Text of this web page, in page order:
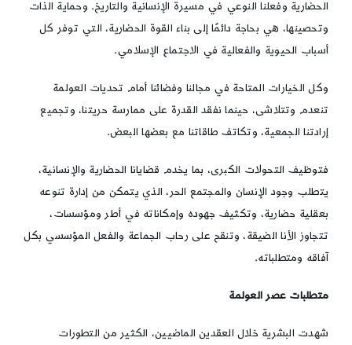
الحضارية وفعلنا النوعي في مسيرة الإنسانية والتاريخ. وحماية الذات
وتحصينها، هي بحاجة دائمًا إلى بناء القوة الحضارية، التي توفر كل
أسباب الحيوية والفعالية في الاجتماع الإسلامي.
وكل الخيارات المتاحة في مجالنا وفضائنا أمام تحديات العولمة
تنعدم وتتلاشى، حينما نفقد القدرة على ممارسة حريتنا، وتجميع
إرادتنا الجمعية، وتكاتف طاقاتنا مع بعضها البعض.
فتوظيف التحولات الكبرى، بما يخدم قضايانا الحضارية والإنسانية،
يتطلب وجود الإنسان والمجتمع الحر، الذي يتمكن من إدارة تنوعه
بعقلية حضارية، وتكثيف جهوده وإمكاناته في أطر ومؤسسات،
تتجاوز الأنا الضيقة، وتنقح على رحاب الجماعة والفعل المؤسسي بكل
آفاقه ومتطلباته.
متطلبات عصر العولمة
شهدت البشرية خلال العقدين الماضيين، الكثير من التطورات